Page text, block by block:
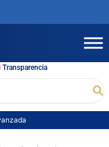
Transparencia